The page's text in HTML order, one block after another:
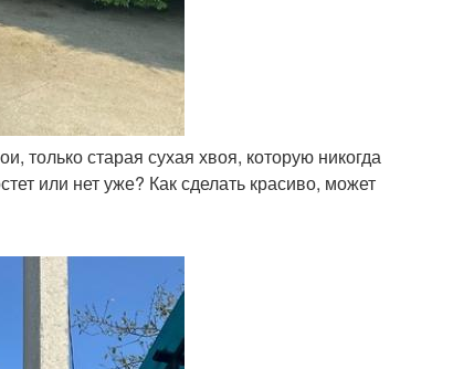
только старая сухая хвоя, которую никогда
или нет уже? Как сделать красиво, может